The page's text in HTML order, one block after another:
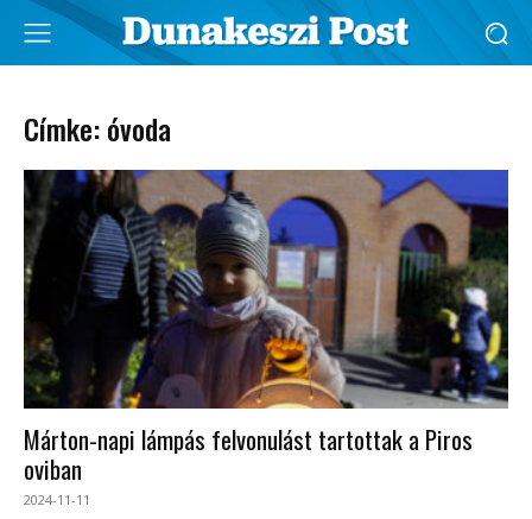
Címke: óvoda
Márton-napi lámpás felvonulást tartottak a Piros
oviban
2024-11-11